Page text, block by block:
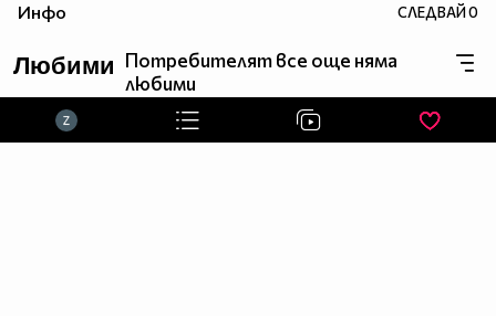
Инфо СЛЕДВАЙ0
Любими Потребителят все още няма
любими